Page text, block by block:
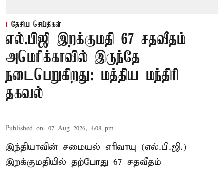
தேசிய செய்திகள்
எல்.பிஜி இறக்குமதி 67 சதவீதம்
அமெரிக்காவில் இருந்தே
நடைபெறுகிறது: மத்திய மந்திரி
தகவல்
Published on: 07 Aug 2026, 4:08 pm
இந்தியாவின் சமையல் எரிவாயு (எல்.பி.ஜி.)
இறக்குமதியில் தற்போது 67 சதவீதம்